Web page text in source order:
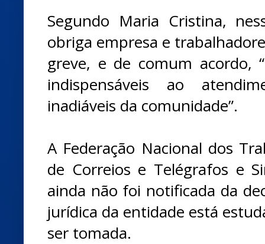
Segundo Maria Cristina,
obriga empresa e
greve, e de comum acordo,
indispensáveis ao
inadiáveis da comunidade”.
A Federação Nacional dos
de Correios e Telégrafos e
ainda não foi notificada da
jurídica da entidade está
ser tomada.